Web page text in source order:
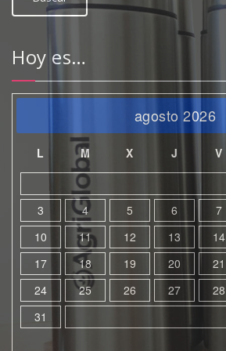
Hoy es…
agosto 2026
L M X J V
3
4 5 6 7
10
11 12 13 14
17
18 19 20 21
24
25 26 27 28
31